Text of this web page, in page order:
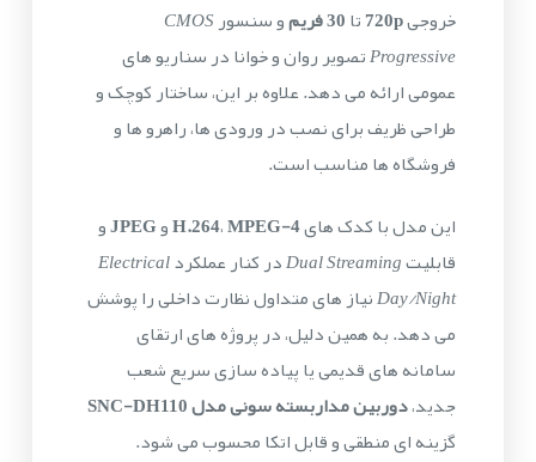
خروجی720pتا30 فریم و سنسورCMOS
Progressiveتصویر روان و خوانا در سناریو های
عمومی ارائه می دهد. علاوه بر این، ساختار کوچک و
طراحی ظریف برای نصب در ورودی ها، راهرو ها و
فروشگاه ها مناسب است.
این مدل با کدک های
H.264،MPEG-4 وJPEGو
قابلیتDual Streamingدر کنار عملکردElectrical
Day/Nightنیاز های متداول نظارت داخلی را پوشش
می دهد. به همین دلیل، در پروژه های ارتقای
سامانه های قدیمی یا پیاده سازی سریع شعب
جدید،دوربین مداربسته سونی مدل SNC-DH110
گزینه ای منطقی و قابل اتکا محسوب می شود.